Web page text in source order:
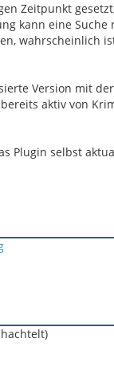
Zeitpunkt
kann eine Suche
wahrscheinlich
Version mit
aktiv von
Plugin selbst